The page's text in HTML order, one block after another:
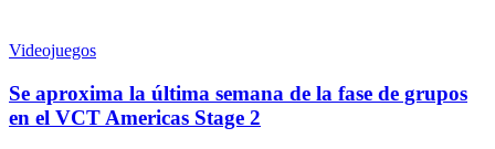
Videojuegos
Se aproxima la última semana de la fase de grupos
en el VCT Americas Stage 2